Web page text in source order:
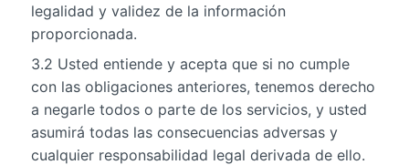
legalidad y validez de la información
proporcionada.
3.2 Usted entiende y acepta que si no cumple
con las obligaciones anteriores, tenemos derecho
a negarle todos o parte de los servicios, y usted
asumirá todas las consecuencias adversas y
cualquier responsabilidad legal derivada de ello.